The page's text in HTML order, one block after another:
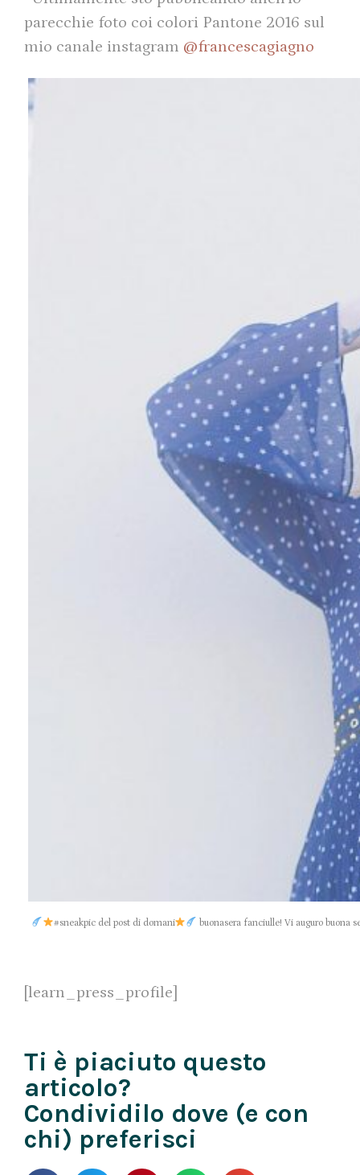
parecchie foto coi colori Pantone 2016 sul
mio canale instagram @francescagiagno
#sneakpic del post di domani buonasera fanciulle! Vi auguro buona
[learn_press_profile]
Ti è piaciuto questo
articolo?
Condividilo dove (e con
chi) preferisci